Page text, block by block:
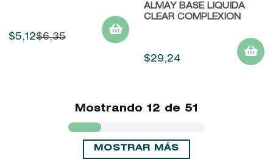
$5,12$6,35
ALMAY BASE LIQUIDA
CLEAR COMPLEXION
$29,24
Mostrando 12 de 51
MOSTRAR MÁS